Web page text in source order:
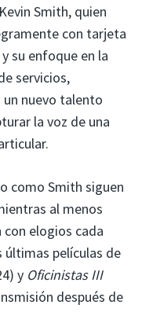
Smith, quien
con tarjeta
su enfoque en la
servicios,
nuevo talento
la voz de una
como Smith siguen
al menos
elogios cada
últimas películas de
y Oficinistas III
después de